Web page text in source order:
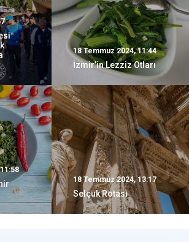
18 Temmuz 2024, 11:44
İzmir’in Lezziz Otları
18 Temmuz 2024, 13:17
Selçuk Rotası